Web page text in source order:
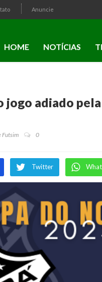
Anuncie
HOME NOTÍCIAS
jogo adiado
Futsim 0
Twitter